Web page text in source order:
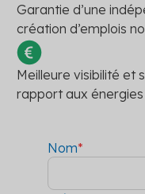
Garantie d’une
création d’emplois
Meilleure visibilité et
rapport aux énergies
Nom*